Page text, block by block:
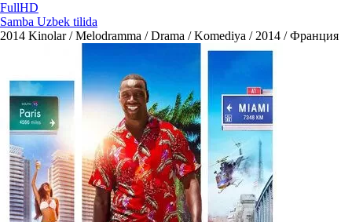
FullHD
Samba Uzbek tilida
2014 Kinolar / Melodramma / Drama / Komediya / 2014 / Франция